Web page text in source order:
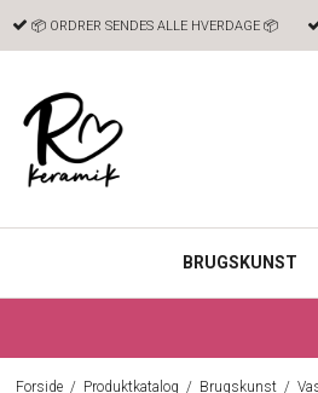
📦 ORDRER SENDES ALLE HVERDAGE 📦
BRUGSKUNST
Forside / Produktkatalog / Brugskunst /